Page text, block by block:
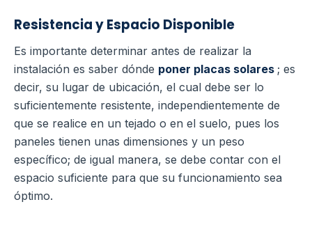
Resistencia y Espacio Disponible
Es importante determinar antes de realizar la
instalación es saber dónde poner placas solares ; es
decir, su lugar de ubicación, el cual debe ser lo
suficientemente resistente, independientemente de
que se realice en un tejado o en el suelo, pues los
paneles tienen unas dimensiones y un peso
específico; de igual manera, se debe contar con el
espacio suficiente para que su funcionamiento sea
óptimo.